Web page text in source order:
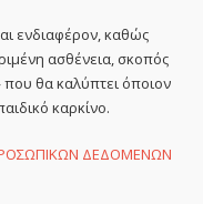
ενδιαφέρον, καθώς
ασθένεια, σκοπός
που θα καλύπτει όποιον
καρκίνο.
ΔΕΔΟΜΕΝΩΝ